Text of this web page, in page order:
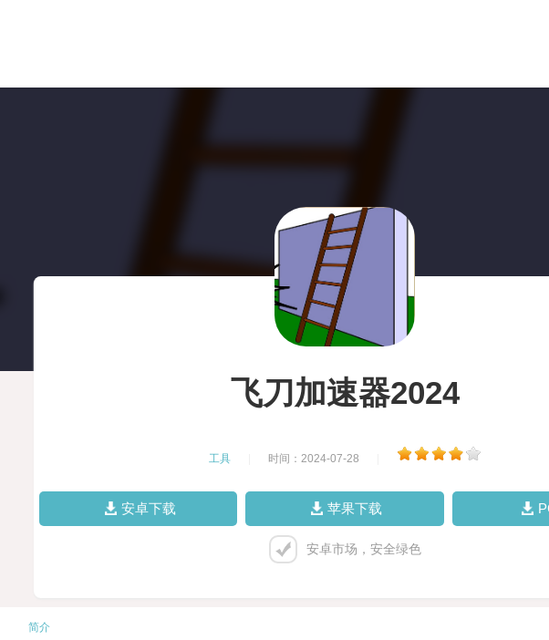
飞刀加速器2024
工具 时间：2024-07-28
安卓下载 苹果下载
安卓市场，安全绿色
简介